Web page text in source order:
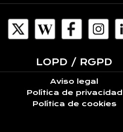
LOPD / RGPD
Aviso legal
Política de privacidad
Política de cookies